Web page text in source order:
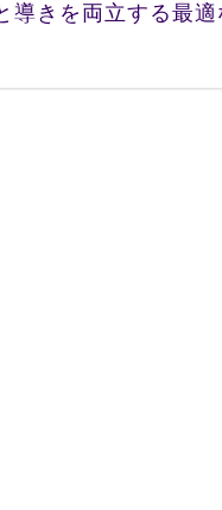
導きを両立する最適